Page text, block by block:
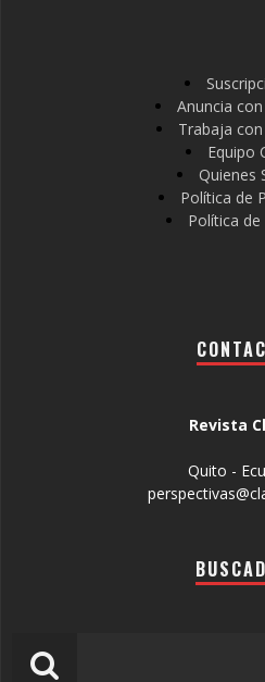
Anuncia
Trabaja
Equipo
Quienes
Política de
Política de
Revista
Quito -